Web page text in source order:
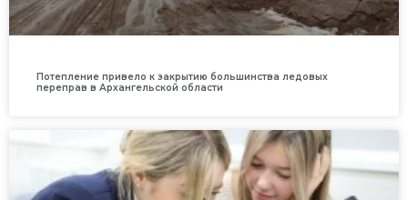
Потепление привело к закрытию большинства ледовых
переправ в Архангельской области